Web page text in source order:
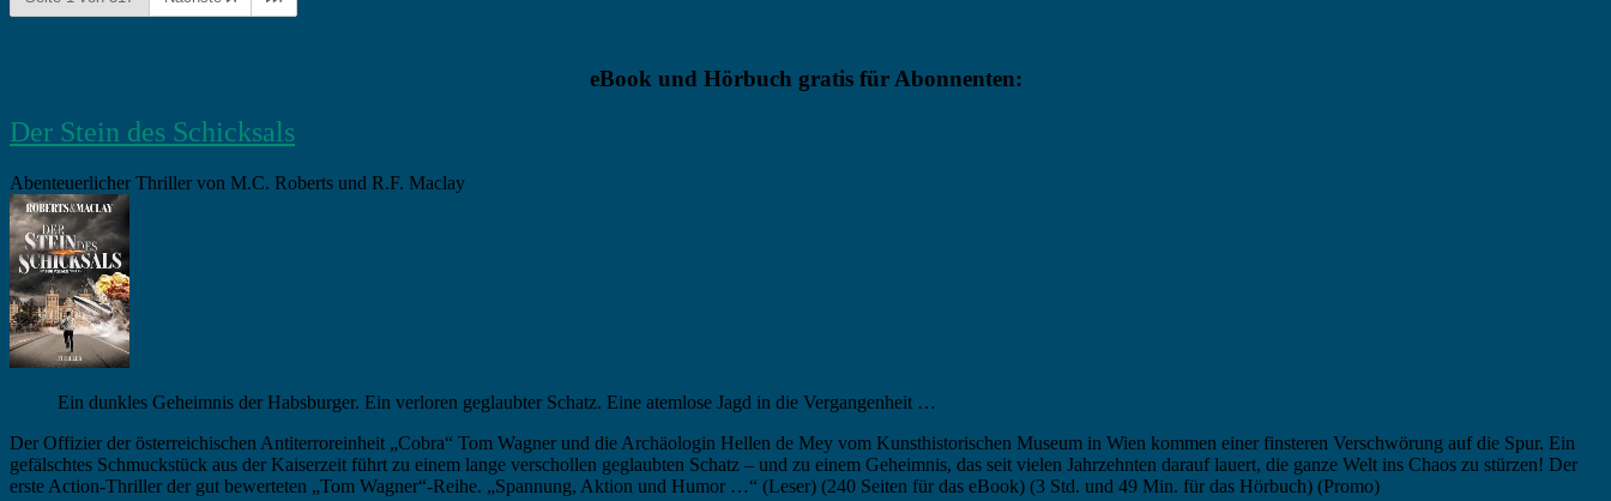
eBook und Hörbuch gratis für Abonnenten:
Der Stein des Schicksals
Abenteuerlicher Thriller von M.C. Roberts und R.F. Maclay
Ein dunkles Geheimnis der Habsburger. Ein verloren geglaubter Schatz. Eine atemlose Jagd in die Vergangenheit …
Der Offizier der österreichischen Antiterroreinheit „Cobra“ Tom Wagner und die Archäologin Hellen de Mey vom Kunsthistorischen Museum in Wien kommen einer finsteren Verschwörung auf die Spur. Ein
gefälschtes Schmuckstück aus der Kaiserzeit führt zu einem lange verschollen geglaubten Schatz – und zu einem Geheimnis, das seit vielen Jahrzehnten darauf lauert, die ganze Welt ins Chaos zu stürzen! Der
erste Action-Thriller der gut bewerteten „Tom Wagner“-Reihe. „Spannung, Aktion und Humor …“ (Leser) (240 Seiten für das eBook) (3 Std. und 49 Min. für das Hörbuch) (Promo)